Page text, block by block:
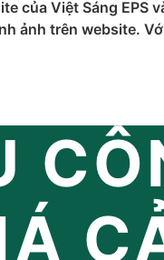
của Việt Sáng EPS
ảnh trên website.